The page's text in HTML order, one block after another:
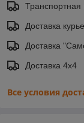
Транспортная
Доставка
Доставка
Доставка 4х4
Все условия